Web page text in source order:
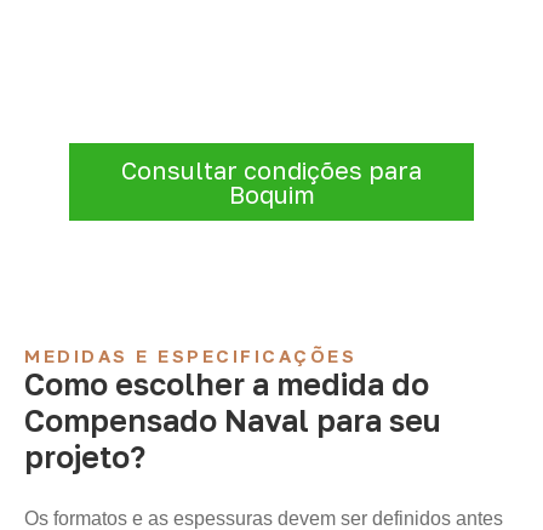
Consultar condições para
Boquim
MEDIDAS E ESPECIFICAÇÕES
Como escolher a medida do
Compensado Naval para seu
projeto?
Os formatos e as espessuras devem ser definidos antes